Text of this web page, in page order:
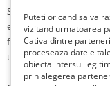
Sistemul de reglare al
eficient, simplu si usor.
fabricate din
usor de folosit si
Puteti oricand sa va
vizitand urmatoarea
Cativa dintre
proceseaza datele
obiecta intersul
prin alegerea